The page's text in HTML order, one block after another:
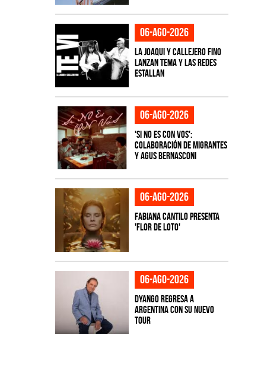
06-ago-2026
La Joaqui y Callejero Fino
lanzan tema y las redes
estallan
06-ago-2026
'Si No Es Con Vos':
colaboración de Migrantes
y Agus Bernasconi
06-ago-2026
Fabiana Cantilo presenta
'Flor de Loto'
06-ago-2026
Dyango regresa a
Argentina con su nuevo
tour